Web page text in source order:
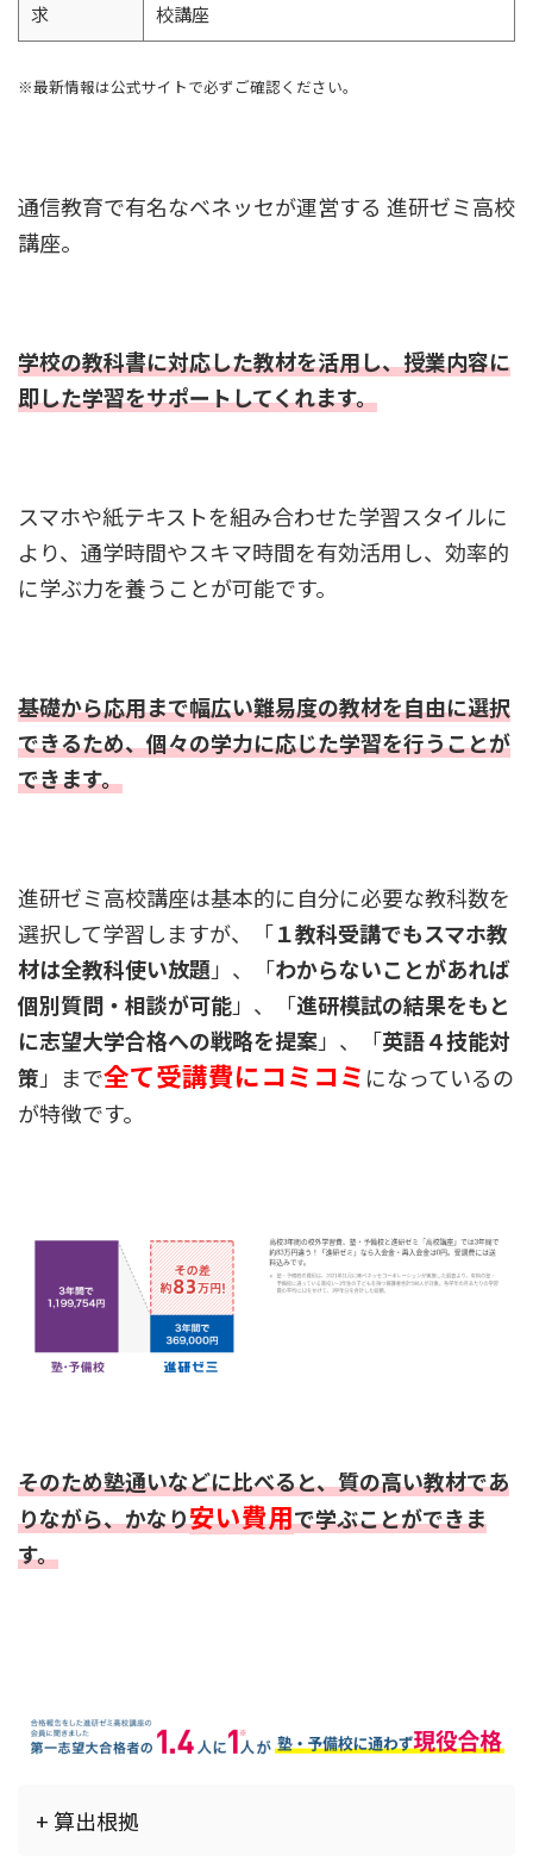
求
校講座
※最新情報は公式サイトで必ずご確認ください。
通信教育で有名なベネッセが運営する 進研ゼミ高校
講座。
学校の教科書に対応した教材を活用し、授業内容に
即した学習をサポートしてくれます。
スマホや紙テキストを組み合わせた学習スタイルに
より、通学時間やスキマ時間を有効活用し、効率的
に学ぶ力を養うことが可能です。
基礎から応用まで幅広い難易度の教材を自由に選択
できるため、個々の学力に応じた学習を行うことが
できます。
進研ゼミ高校講座は基本的に自分に必要な教科数を
選択して学習しますが、「１教科受講でもスマホ教
材は全教科使い放題」、「わからないことがあれば
個別質問・相談が可能」、「進研模試の結果をもと
に志望大学合格への戦略を提案」、「英語４技能対
策」まで全て受講費にコミコミ になっているの
が特徴です。
そのため塾通いなどに比べると、質の高い教材であ
りながら、かなり安い費用で学ぶことができま
す。
+ 算出根拠